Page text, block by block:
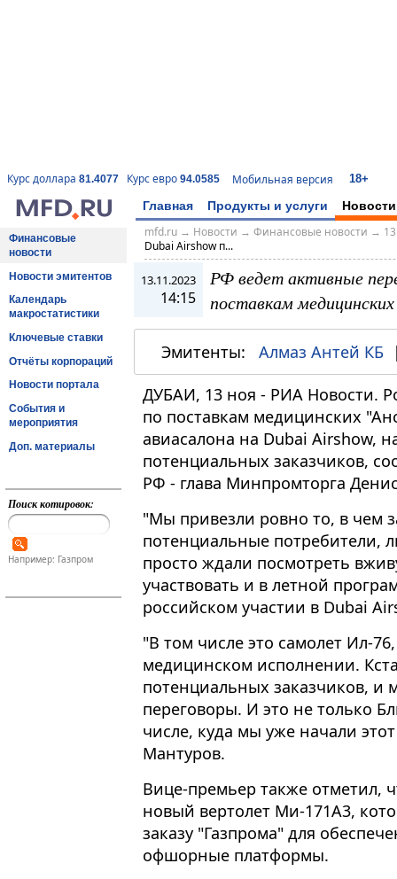
Курс доллара 81.4077 Курс евро 94.0585 Мобильная версия 18+
Главная Продукты и услуги Новости
Финансовые
новости
Новости эмитентов
Календарь
макростатистики
Ключевые ставки
Отчёты корпораций
Новости портала
События и
мероприятия
Доп. материалы
Поиск котировок:
Например: Газпром
mfd.ru→ Новости → Финансовые новости →
Dubai Airshow п...
13.11.2023
14:15
РФ ведет активные
поставкам
Эмитенты: Алмаз Антей КБ
ДУБАИ, 13 ноя - РИА Новости.
по поставкам медицинских
авиасалона на Dubai Airshow,
потенциальных заказчиков,
РФ - глава Минпромторга
"Мы привезли ровно то, в чем
потенциальные потребители,
просто ждали посмотреть
участвовать и в летной
российском участии в Dubai
"В том числе это самолет Ил-
медицинском исполнении.
потенциальных заказчиков,
переговоры. И это не только
числе, куда мы уже начали
Мантуров.
Вице-премьер также отметил,
новый вертолет Ми-171А3,
заказу "Газпрома" для
офшорные платформы.